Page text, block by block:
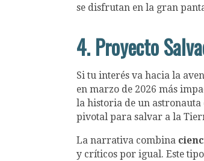
se disfrutan en la gran
4. Proyecto
Si tu interés va hacia la
en marzo de 2026 más
la historia de un astronauta
pivotal para salvar a la
La narrativa combina
y críticos por igual. Este